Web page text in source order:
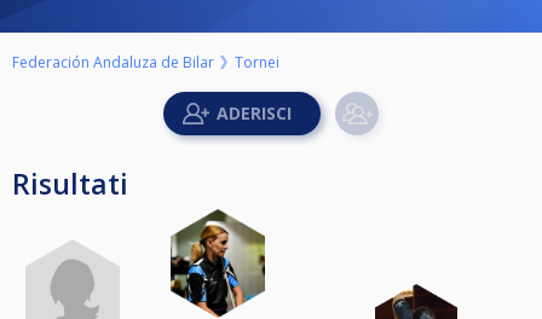
Federación Andaluza de Bilar Tornei
Risultati